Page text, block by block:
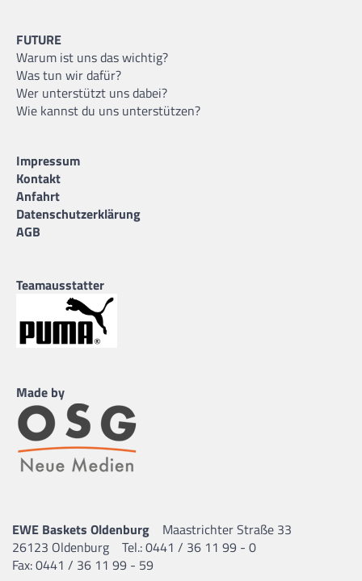
FUTURE
Warum ist uns das wichtig?
Was tun wir dafür?
Wer unterstützt uns dabei?
Wie kannst du uns unterstützen?
Impressum
Kontakt
Anfahrt
Datenschutzerklärung
AGB
Teamausstatter
Made by
EWE Baskets Oldenburg
Maastrichter Straße 33
26123 Oldenburg
Tel.: 0441 / 36 11 99 - 0
Fax: 0441 / 36 11 99 - 59